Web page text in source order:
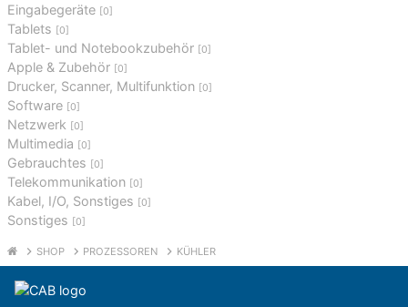
Eingabegeräte [0]
Tablets [0]
Tablet- und Notebookzubehör [0]
Apple & Zubehör [0]
Drucker, Scanner, Multifunktion [0]
Software [0]
Netzwerk [0]
Multimedia [0]
Gebrauchtes [0]
Telekommunikation [0]
Kabel, I/O, Sonstiges [0]
Sonstiges [0]
SHOP PROZESSOREN KÜHLER